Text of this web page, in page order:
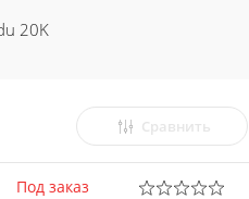
20K
Сравнить
Под заказ